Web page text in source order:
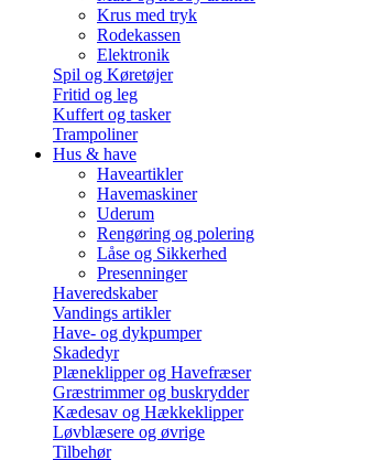
Krus med tryk
Rodekassen
Elektronik
Spil og Køretøjer
Fritid og leg
Kuffert og tasker
Trampoliner
Hus & have
Haveartikler
Havemaskiner
Uderum
Rengøring og polering
Låse og Sikkerhed
Presenninger
Haveredskaber
Vandings artikler
Have- og dykpumper
Skadedyr
Plæneklipper og Havefræser
Græstrimmer og buskrydder
Kædesav og Hækkeklipper
Løvblæsere og øvrige
Tilbehør